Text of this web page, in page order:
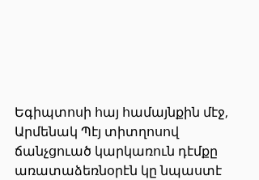
Եգիպտոսի հայ համայնքին մէջ,
Արմենակ Պէյ տիտղոսով
ճանչցուած կարկառուն դէմքը
առատաձեռնօրէն կը նպաստէ